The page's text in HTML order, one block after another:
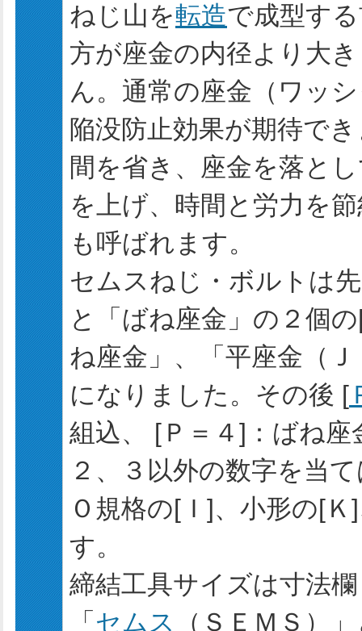
ねじ山を転造で成型す
方が座金の内径より大
ん。通常の座金（ワッ
陥没防止効果が期待で
間を省き、座金を落と
を上げ、時間と労力を
も呼ばれます。
セムスねじ・ボルトは
と「ばね座金」の２個
ね座金」、「平座金（
になりました。その後 [
組込、 [Ｐ＝４]：ばね
２、３以外の数字を当
Ｏ規格の[Ｉ]、小形の[
す。
締結工具サイズは寸法
「 セムス
（ＳＥＭＳ）